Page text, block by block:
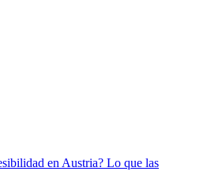
en Austria? Lo que las